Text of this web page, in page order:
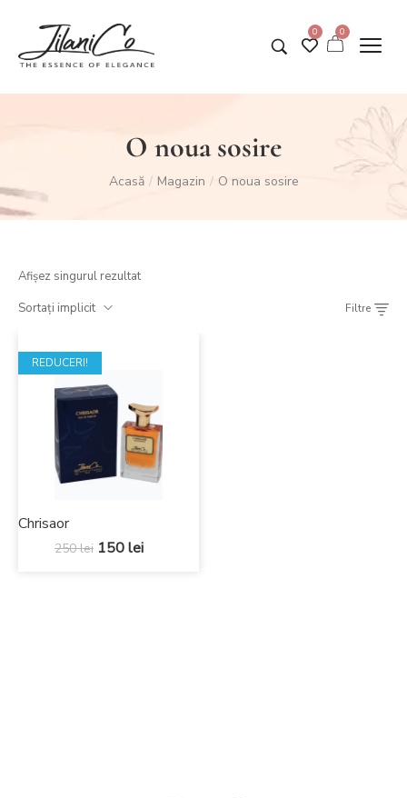
0 0
O noua sosire
Acasă / Magazin / O noua sosire
Afișez singurul rezultat
Sortați implicit
Filtre
REDUCERI!
Chrisaor
250lei 150lei